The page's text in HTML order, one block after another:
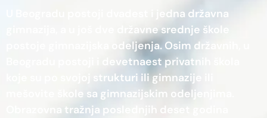
U Beogradu postoji dvadest i jedna državna
gimnazija, a u još dve državne srednje škole
postoje gimnazijska odeljenja. Osim državnih, u
Beogradu postoji i devetnaest privatnih škola
koje su po svojoj strukturi ili gimnazije ili
mešovite škole sa gimnazijskim odeljenjima.
Obrazovna tražnja poslednjih deset godina